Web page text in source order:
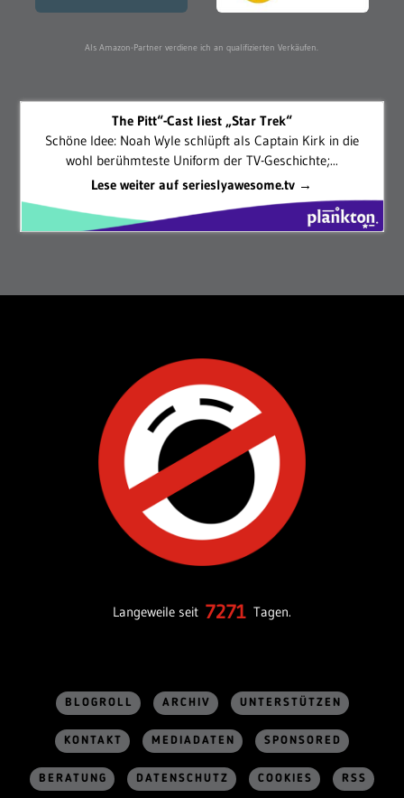
Als Amazon-Partner verdiene ich an qualifizierten Verkäufen.
The Pitt“-Cast liest „Star Trek“
Schöne Idee: Noah Wyle schlüpft als Captain Kirk in die
wohl berühmteste Uniform der TV-Geschichte;...
Lese weiter auf serieslyawesome.tv →
Langeweile seit 7271 Tagen.
BLOGROLL ARCHIV UNTERSTÜTZEN
KONTAKT MEDIADATEN SPONSORED
BERATUNG DATENSCHUTZ COOKIES RSS